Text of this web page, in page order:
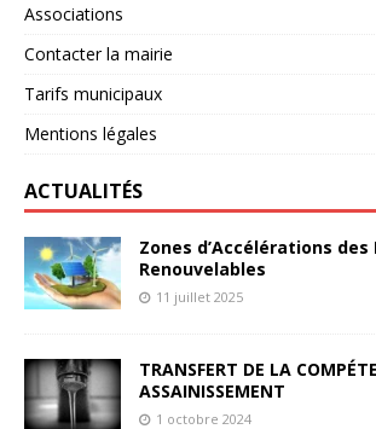
Associations
Contacter la mairie
Tarifs municipaux
Mentions légales
ACTUALITÉS
Zones d’Accélérations des
Renouvelables
11 juillet 2025
TRANSFERT DE LA
ASSAINISSEMENT
1 octobre 2024